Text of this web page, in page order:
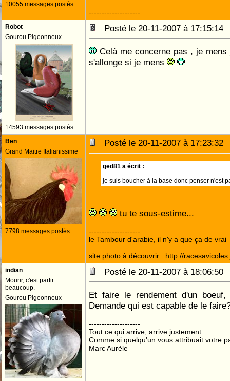
10055 messages postés
--------------------
Robot
Gourou Pigeonneux
14593 messages postés
Posté le 20-11-2007 à
Celà me concerne pas , je
s'allonge si je mens
Ben
Grand Maitre Italianissime
7798 messages postés
Posté le 20-11-2007 à
ged81 a écrit :
je suis boucher à la base donc penser n'est
tu te sous-estime...
--------------------
le Tambour d'arabie, il n'y a que ça de vrai
site photo à découvrir : http://
indian
Mourir, c'est partir
beaucoup.
Gourou Pigeonneux
Posté le 20-11-2007 à
Et faire le rendement d'un
Demande qui est capable de le
--------------------
Tout ce qui arrive, arrive justement.
Comme si quelqu'un vous attribuait votre
Marc Aurèle